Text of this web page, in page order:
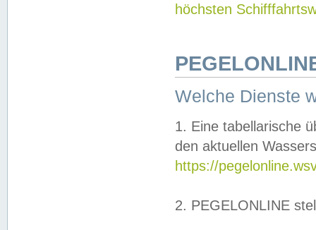
höchsten
Welche Dienste
1. Eine tabellarische
den aktuellen
https://
2. PEGELONLINE